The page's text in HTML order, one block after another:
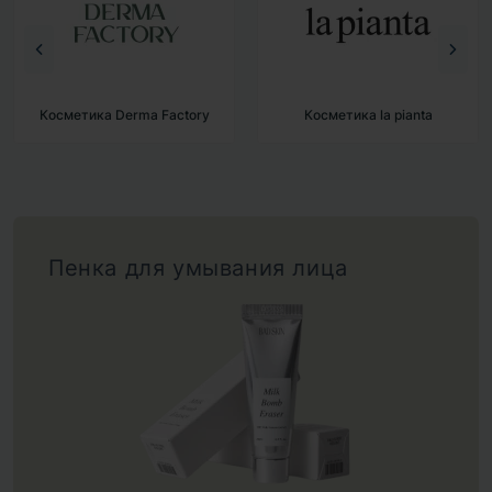
Косметика Derma Factory Косметика la pianta
Пенка для умывания лица